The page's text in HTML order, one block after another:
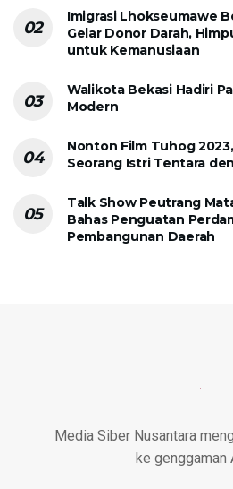
Imigrasi Lhokseumawe
Gelar Donor Darah,
untuk Kemanusiaan
Walikota Bekasi Hadiri
Modern
Nonton Film Tuhog
Seorang Istri Tentara
Talk Show Peutrang
Bahas Penguatan
Pembangunan Daerah
Media Siber Nusantara
ke genggaman